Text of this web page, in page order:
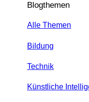
Blogthemen
Alle Themen
Bildung
Technik
Künstliche